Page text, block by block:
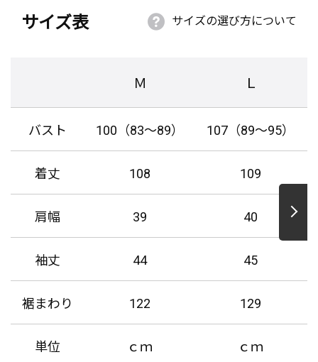
サイズ表 サイズの選び方について
Ｍ Ｌ
バスト 100（83～89） 107（89～95）
着丈 108 109
肩幅 39 40
袖丈 44 45
裾まわり 122 129
単位 ｃｍ ｃｍ